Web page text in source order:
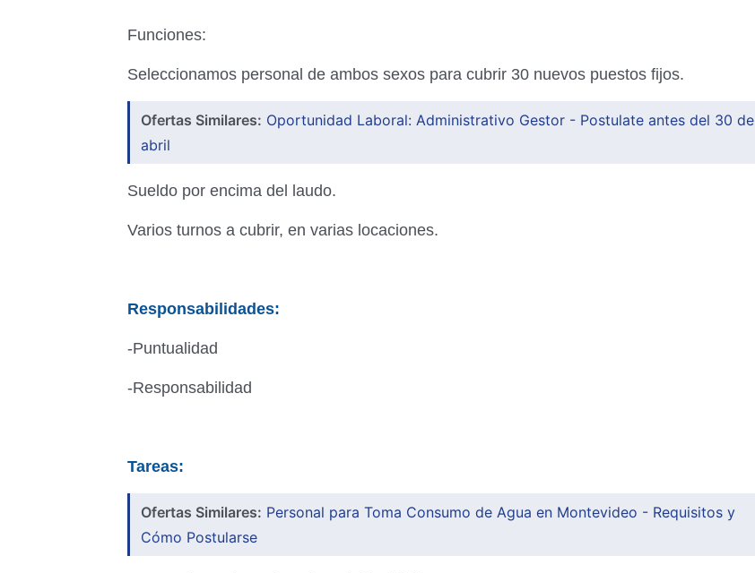
Funciones:
Seleccionamos personal de ambos sexos para cubrir 30 nuevos puestos fijos.
Ofertas Similares: Oportunidad Laboral: Administrativo Gestor - Postulate antes del 30 de
abril
Sueldo por encima del laudo.
Varios turnos a cubrir, en varias locaciones.
Responsabilidades:
-Puntualidad
-Responsabilidad
Tareas:
Ofertas Similares: Personal para Toma Consumo de Agua en Montevideo - Requisitos y
Cómo Postularse